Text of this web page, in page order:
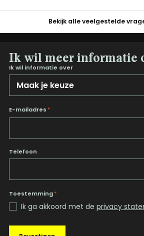
Bekijk alle veelgestelde
Ik wil meer informatie
Ik wil informatie over
E-mailadres *
Telefoon
Toestemming*
Ik ga akkoord met deprivacy